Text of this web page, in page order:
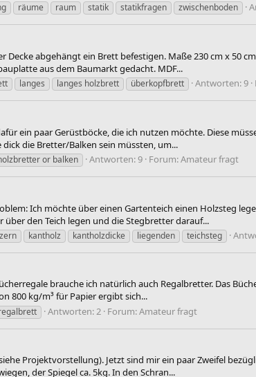
räume raum statik statikfragen zwischenboden
abgehängt ein Brett befestigen. Maße 230 cm x 50
aus dem Baumarkt gedacht. MDF...
langes langes holzbrett überkopfbrett Antworten: 9
ein paar Gerüstböcke, die ich nutzen möchte. Diese
die Bretter/Balken sein müssten, um...
or balken Antworten: 9 Forum:Amateur fragt
Ich möchte über einen Gartenteich einen Holzsteg
den Teich legen und die Stegbretter darauf...
kantholz kantholzdicke liegenden teichsteg
brauche ich natürlich auch Regalbretter. Das
800 kg/m³ für Papier ergibt sich...
Antworten: 2 Forum:Amateur fragt
Projektvorstellung). Jetzt sind mir ein paar Zweifel
der Spiegel ca. 5kg. In den Schran...